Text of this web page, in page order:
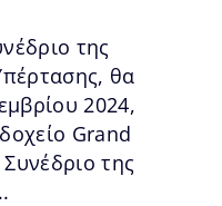
της
θα
2024,
Grand
της